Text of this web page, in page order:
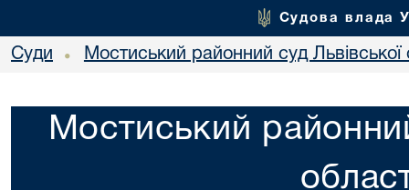
Судова влада
Суди • Мостиський районний суд Львівської
Мостиський